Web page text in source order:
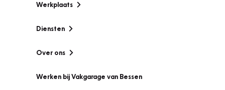
Werkplaats
Diensten
Over ons
Werken bij Vakgarage van Bessen